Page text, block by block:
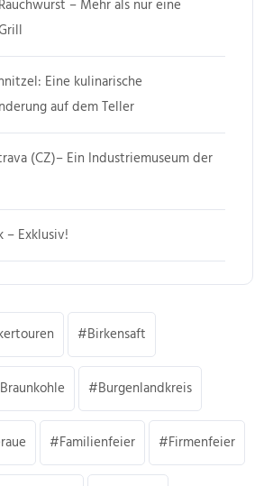
– Mehr als nur eine
Eine kulinarische
auf dem Teller
(CZ)– Ein Industriemuseum der
– Exklusiv!
Birkensaft
Braunkohle Burgenlandkreis
Familienfeier Firmenfeier